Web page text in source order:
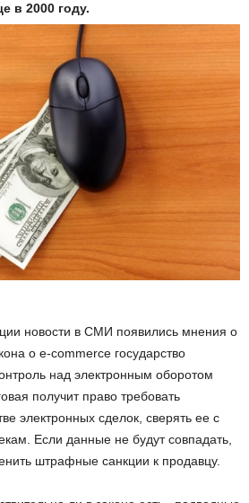
в 2000 году.
новости в СМИ появились мнения о
о е-commerce государство
над электронным оборотом
получит право требовать
электронных сделок, cверять ее с
Если данные не будут совпадать,
штрафные санкции к продавцу.